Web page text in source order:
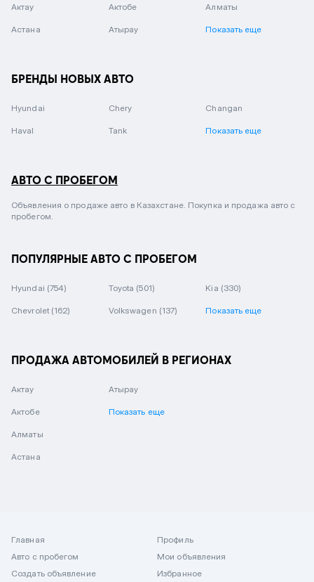
Актау Актобе Алматы
Астана Атырау Показать еще
БРЕНДЫ НОВЫХ АВТО
Hyundai Chery Changan
Haval Tank Показать еще
АВТО С ПРОБЕГОМ
Объявления о продаже авто в Казахстане. Покупка и продажа авто с
пробегом.
ПОПУЛЯРНЫЕ АВТО С ПРОБЕГОМ
Hyundai (754) Toyota (501) Kia (330)
Chevrolet (162) Volkswagen (137) Показать еще
ПРОДАЖА АВТОМОБИЛЕЙ В РЕГИОНАХ
Актау
Актобе
Алматы
Астана
Атырау
Показать еще
Главная
Авто с пробегом
Создать объявление
Профиль
Мои объявления
Избранное